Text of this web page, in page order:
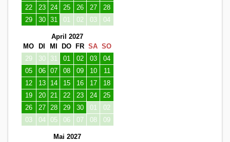
22
23 24 25 26 27
28
29
30 31 01 02 03 04
April 2027
MO
DI MI DO FR SA SO
29
30 31 01 02 03
04
05
06 07 08 09 10
11
12
13 14 15 16 17
18
19
20 21 22 23 24
25
26
27 28 29 30 01
02
03
04 05 06 07 08 09
Mai 2027